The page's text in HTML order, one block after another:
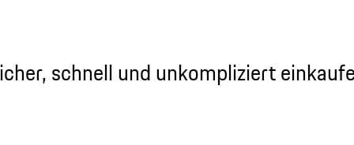
schnell und unkompliziert